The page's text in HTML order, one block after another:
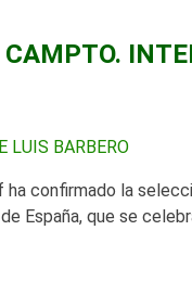
LUIS BARBERO
ha confirmado la
España, que se